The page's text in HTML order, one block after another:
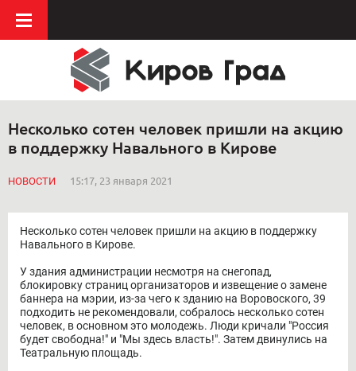
Несколько сотен человек пришли на акцию
в поддержку Навального в Кирове
НОВОСТИ 15:17, 23 января 2021
Несколько сотен человек пришли на акцию в поддержку
Навального в Кирове.
У здания администрации несмотря на снегопад,
блокировку страниц организаторов и извещение о замене
баннера на мэрии, из-за чего к зданию на Воровоского, 39
подходить не рекомендовали, собралось несколько сотен
человек, в основном это молодежь. Люди кричали "Россия
будет свободна!" и "Мы здесь власть!". Затем двинулись на
Театральную площадь.